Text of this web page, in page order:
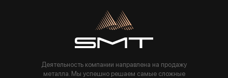
Пользуясь данной формой вы соглашаетесь с политикой компании
Деятельность компании направлена на продажу
металла. Мы успешно решаем самые сложные